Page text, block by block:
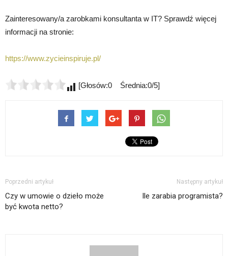
Zainteresowany/a zarobkami konsultanta w IT? Sprawdź więcej
informacji na stronie:
https://www.zycieinspiruje.pl/
[Głosów:0 Średnia:0/5]
Poprzedni artykuł
Czy w umowie o dzieło może
być kwota netto?
Następny artykuł
Ile zarabia programista?